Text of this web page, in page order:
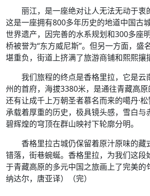
丽江，是一座绝对让人无法无动于衷
这是一座拥有800多年历史的地道中国古
世界遗产，因完善的水系规划和300多座
桥被誉为“东方威尼斯”。但另一方面，盛
堪重负，街道上挤满了旅游商铺和熙熙攘
我们旅程的终点是香格里拉，它是云
州的首府，海拔3380米，是通往青藏高
还有让成千上万朝圣者慕名而来的噶丹·
承载着厚重的历史，极具镜头感，雪白与
碧辉煌的穹顶在群山映衬下轮廓分明。
香格里拉古城仍保留着原汁原味的藏
错落，街巷蜿蜒。香格里拉，为我们这段
于青藏高原的多元中国之旅画上了完美的
纳达尔，唐亚译）（完）